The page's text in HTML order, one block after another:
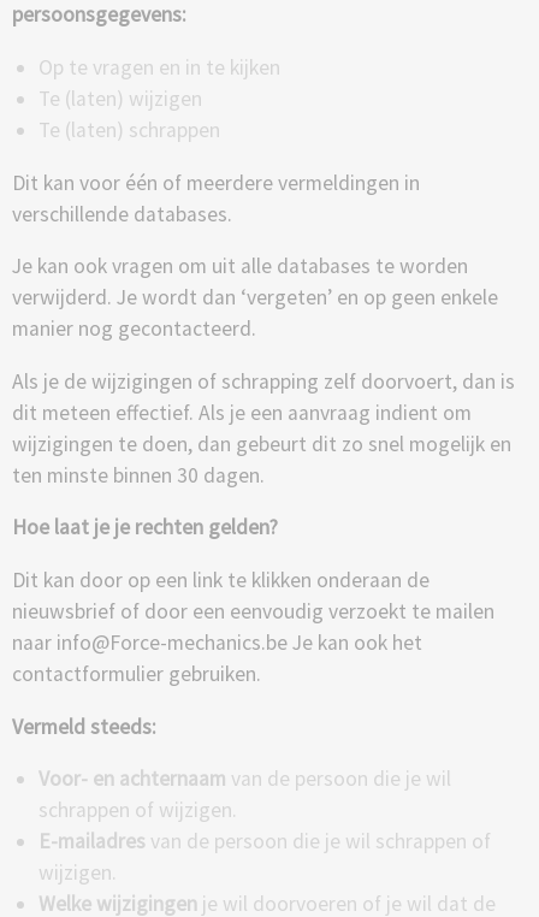
persoonsgegevens:
Op te vragen en in te kijken
Te (laten) wijzigen
Te (laten) schrappen
Dit kan voor één of meerdere vermeldingen in
verschillende databases.
Je kan ook vragen om uit alle databases te worden
verwijderd. Je wordt dan ‘vergeten’ en op geen enkele
manier nog gecontacteerd.
Als je de wijzigingen of schrapping zelf doorvoert, dan is
dit meteen effectief. Als je een aanvraag indient om
wijzigingen te doen, dan gebeurt dit zo snel mogelijk en
ten minste binnen 30 dagen.
Hoe laat je je rechten gelden?
Dit kan door op een link te klikken onderaan de
nieuwsbrief of door een eenvoudig verzoekt te mailen
naar info@Force-mechanics.be Je kan ook het
contactformulier gebruiken.
Vermeld steeds:
Voor- en achternaam van de persoon die je wil
schrappen of wijzigen.
E-mailadres van de persoon die je wil schrappen of
wijzigen.
Welke wijzigingenje wil doorvoeren of je wil dat de